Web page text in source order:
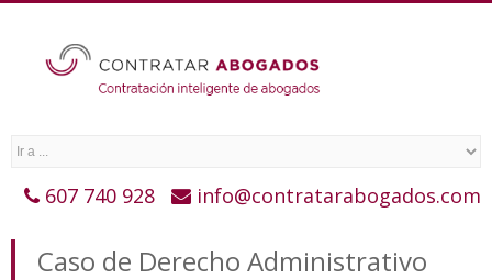
607 740 928 info@contratarabogados.com
Caso de Derecho Administrativo